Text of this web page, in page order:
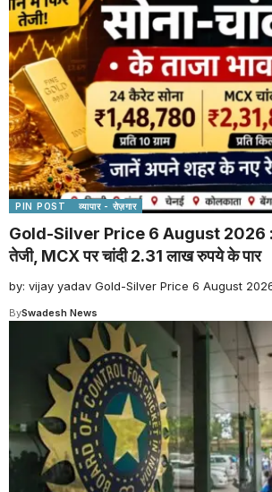
PIN POST व्यापार - रोज़गार
Gold-Silver Price 6 August 2026 :
तेजी, MCX पर चांदी 2.31 लाख रुपये के पार
by: vijay yadav Gold-Silver Price 6 August 2026
BySwadesh News